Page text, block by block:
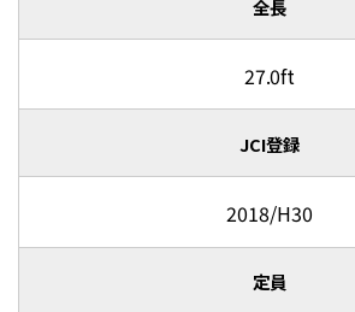
全長
27.0ft
JCI登録
2018/H30
定員